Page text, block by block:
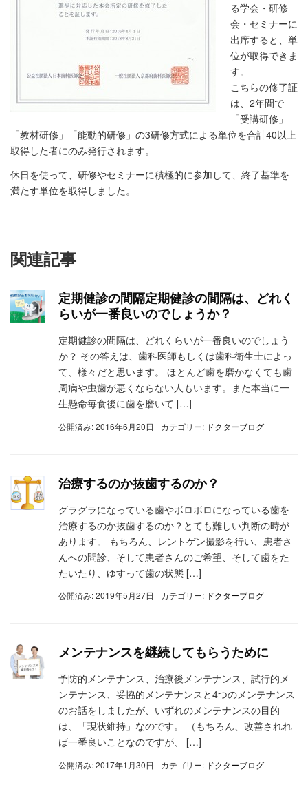
る学会・研修
会・セミナーに
出席すると、単
位が取得できま
す。
こちらの修了証
は、2年間で
「受講研修」
「教材研修」「能動的研修」の3研修方式による単位を合計40以上
取得した者にのみ発行されます。
休日を使って、研修やセミナーに積極的に参加して、終了基準を
満たす単位を取得しました。
関連記事
定期健診の間隔定期健診の間隔は、どれく
らいが一番良いのでしょうか？
定期健診の間隔は、どれくらいが一番良いのでしょう
か？ その答えは、歯科医師もしくは歯科衛生士によっ
て、様々だと思います。 ほとんど歯を磨かなくても歯
周病や虫歯が悪くならない人もいます。また本当に一
生懸命毎食後に歯を磨いて […]
公開済み: 2016年6月20日 カテゴリー: ドクターブログ
治療するのか抜歯するのか？
グラグラになっている歯やボロボロになっている歯を
治療するのか抜歯するのか？とても難しい判断の時が
あります。 もちろん、レントゲン撮影を行い、患者さ
んへの問診、そして患者さんのご希望、そして歯をた
たいたり、ゆすって歯の状態 […]
公開済み: 2019年5月27日 カテゴリー: ドクターブログ
メンテナンスを継続してもらうために
予防的メンテナンス、治療後メンテナンス、試行的メ
ンテナンス、妥協的メンテナンスと4つのメンテナンス
のお話をしましたが、いずれのメンテナンスの目的
は、「現状維持」なのです。 （もちろん、改善されれ
ば一番良いことなのですが、 […]
公開済み: 2017年1月30日 カテゴリー: ドクターブログ